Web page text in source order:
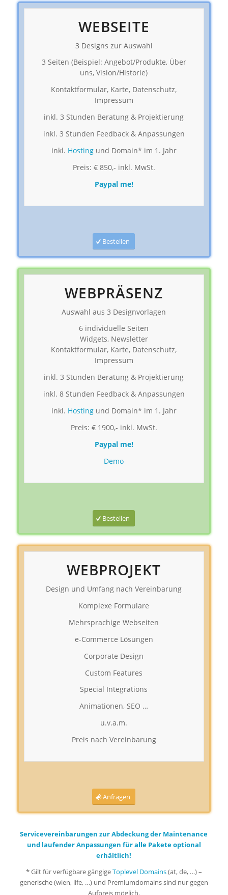
WEBSEITE
3 Designs zur Auswahl
3 Seiten (Beispiel: Angebot/Produkte, Über
uns, Vision/Historie)
Kontaktformular, Karte, Datenschutz,
Impressum
inkl. 3 Stunden Beratung & Projektierung
inkl. 3 Stunden Feedback & Anpassungen
inkl. Hostingund Domain* im 1. Jahr
Preis: € 850,- inkl. MwSt.
Paypal me!
Bestellen
WEBPRÄSENZ
Auswahl aus 3 Designvorlagen
6 individuelle Seiten
Widgets, Newsletter
Kontaktformular, Karte, Datenschutz,
Impressum
inkl. 3 Stunden Beratung & Projektierung
inkl. 8 Stunden Feedback & Anpassungen
inkl. Hostingund Domain* im 1. Jahr
Preis: € 1900,- inkl. MwSt.
Paypal me!
Demo
Bestellen
WEBPROJEKT
Design und Umfang nach Vereinbarung
Komplexe Formulare
Mehrsprachige Webseiten
e-Commerce Lösungen
Corporate Design
Custom Features
Special Integrations
Animationen, SEO …
u.v.a.m.
Preis nach Vereinbarung
Anfragen
Servicevereinbarungen zur Abdeckung der Maintenance
und laufender Anpassungen für alle Pakete optional
erhältlich!
* Gilt für verfügbare gängigeToplevel Domains(at, de, …) –
generische (wien, life, …) und Premiumdomains sind nur gegen
Aufpreis möglich.